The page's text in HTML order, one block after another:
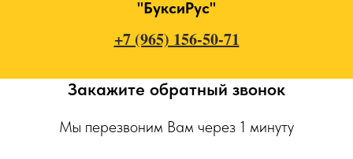
"БуксиРус"
+7 (965) 156-50-71
Закажите обратный звонок
Мы перезвоним Вам через 1 минуту